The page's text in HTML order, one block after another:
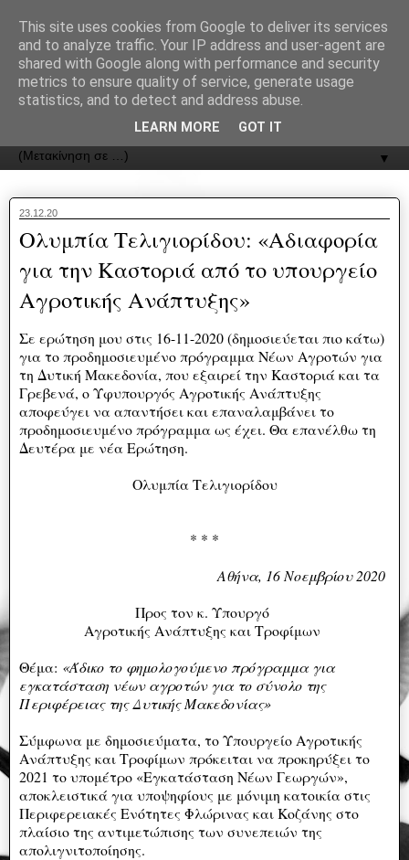
ΟΔΟΣ
▼
23.12.20
Ολυμπία Τελιγιορίδου: «Αδιαφορία
για την Καστοριά από το υπουργείο
Αγροτικής Ανάπτυξης»
Σε ερώτηση μου στις 16-11-2020 (δημοσιεύεται πιο κάτω)
για το προδημοσιευμένο πρόγραμμα Νέων Αγροτών για
τη Δυτική Μακεδονία, που εξαιρεί την Καστοριά και τα
Γρεβενά, ο Υφυπουργός Αγροτικής Ανάπτυξης
αποφεύγει να απαντήσει και επαναλαμβάνει το
προδημοσιευμένο πρόγραμμα ως έχει. Θα επανέλθω τη
Δευτέρα με νέα Ερώτηση.
Ολυμπία Τελιγιορίδου
* * *
Αθήνα, 16 Νοεμβρίου 2020
Προς τον κ. Υπουργό
Αγροτικής Ανάπτυξης και Τροφίμων
Θέμα: «Άδικο το φημολογούμενο πρόγραμμα για
εγκατάσταση νέων αγροτών για το σύνολο της
Περιφέρειας της Δυτικής Μακεδονίας»
Σύμφωνα με δημοσιεύματα, το Υπουργείο Αγροτικής
Ανάπτυξης και Τροφίμων πρόκειται να προκηρύξει το
2021 το υπομέτρο «Εγκατάσταση Νέων Γεωργών»,
αποκλειστικά για υποψηφίους με μόνιμη κατοικία στις
Περιφερειακές Ενότητες Φλώρινας και Κοζάνης στο
πλαίσιο της αντιμετώπισης των συνεπειών της
απολιγνιτοποίησης.
This site uses cookies from Google to deliver its services
and to analyze traffic. Your IP address and user-agent are
shared with Google along with performance and security
metrics to ensure quality of service, generate usage
statistics, and to detect and address abuse.
LEARN MORE GOT IT